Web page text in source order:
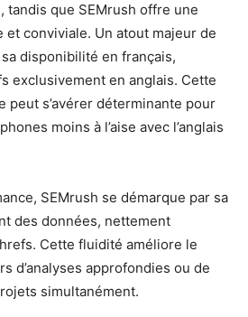
tandis que SEMrush offre une
conviviale. Un atout majeur de
disponibilité en français,
exclusivement en anglais. Cette
s’avérer déterminante pour
moins à l’aise avec l’anglais
SEMrush se démarque par sa
des données, nettement
Cette fluidité améliore le
d’analyses approfondies ou de
simultanément.